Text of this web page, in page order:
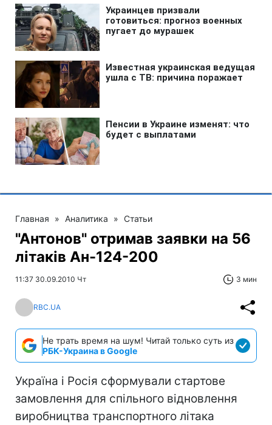
Главная » Аналитика » Статьи
"Антонов" отримав заявки на 56
літаків Ан-124-200
11:37 30.09.2010 Чт 3 мин
RBC.UA
Не трать время на шум! Читай только суть из
РБК-Украина в Google
Україна і Росія сформували стартове
замовлення для спільного відновлення
виробництва транспортного літака